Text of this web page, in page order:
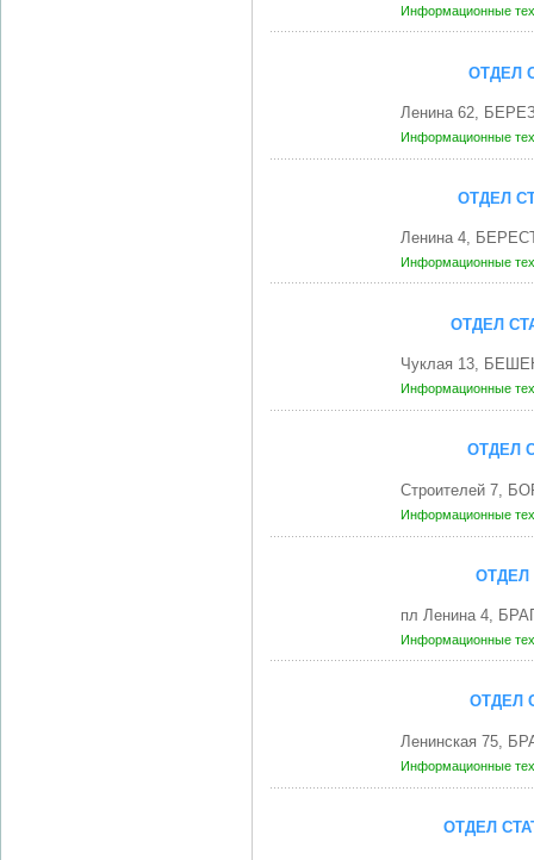
Информационные
ОТДЕЛ
Ленина 62,
Информационные
ОТДЕЛ
Ленина 4,
Информационные
ОТДЕЛ
Чуклая 13,
Информационные
ОТДЕЛ
Строителей 7,
Информационные
ОТДЕЛ
пл Ленина 4,
Информационные
ОТДЕЛ
Ленинская 75,
Информационные
ОТДЕЛ